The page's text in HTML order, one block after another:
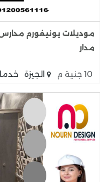
موديلات يونيفورم
مدار
10 جنية م الجيزة